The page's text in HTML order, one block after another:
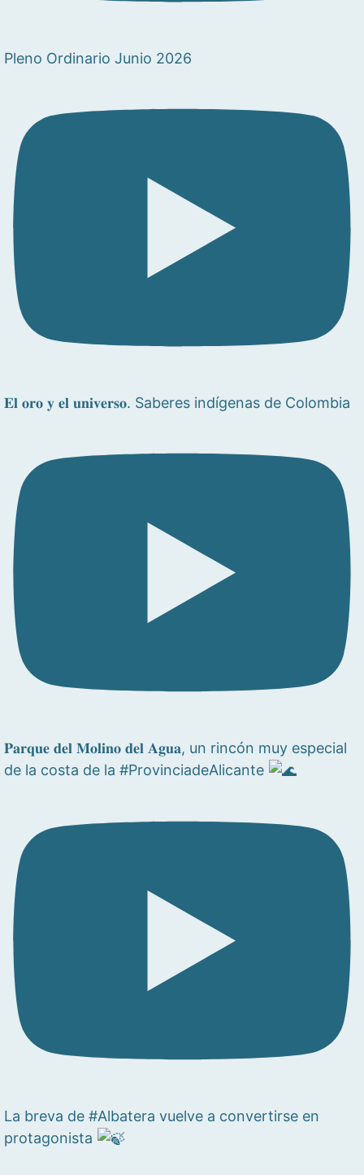
Pleno Ordinario Junio 2026
𝐄𝐥 𝐨𝐫𝐨 𝐲 𝐞𝐥 𝐮𝐧𝐢𝐯𝐞𝐫𝐬𝐨. Saberes indígenas de Colombia
𝐏𝐚𝐫𝐪𝐮𝐞 𝐝𝐞𝐥 𝐌𝐨𝐥𝐢𝐧𝐨 𝐝𝐞𝐥 𝐀𝐠𝐮𝐚, un rincón muy especial
de la costa de la #ProvinciadeAlicante
La breva de #Albatera vuelve a convertirse en
protagonista